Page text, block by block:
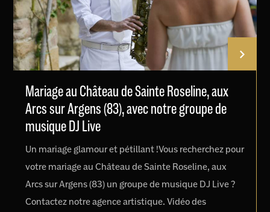
Mariage au Château de Sainte Roseline, aux
Arcs sur Argens (83), avec notre groupe de
musique DJ Live
Un mariage glamour et pétillant !Vous recherchez pour
votre mariage au Château de Sainte Roseline, aux
Arcs sur Argens (83) un groupe de musique DJ Live ?
Contactez notre agence artistique. Vidéo des